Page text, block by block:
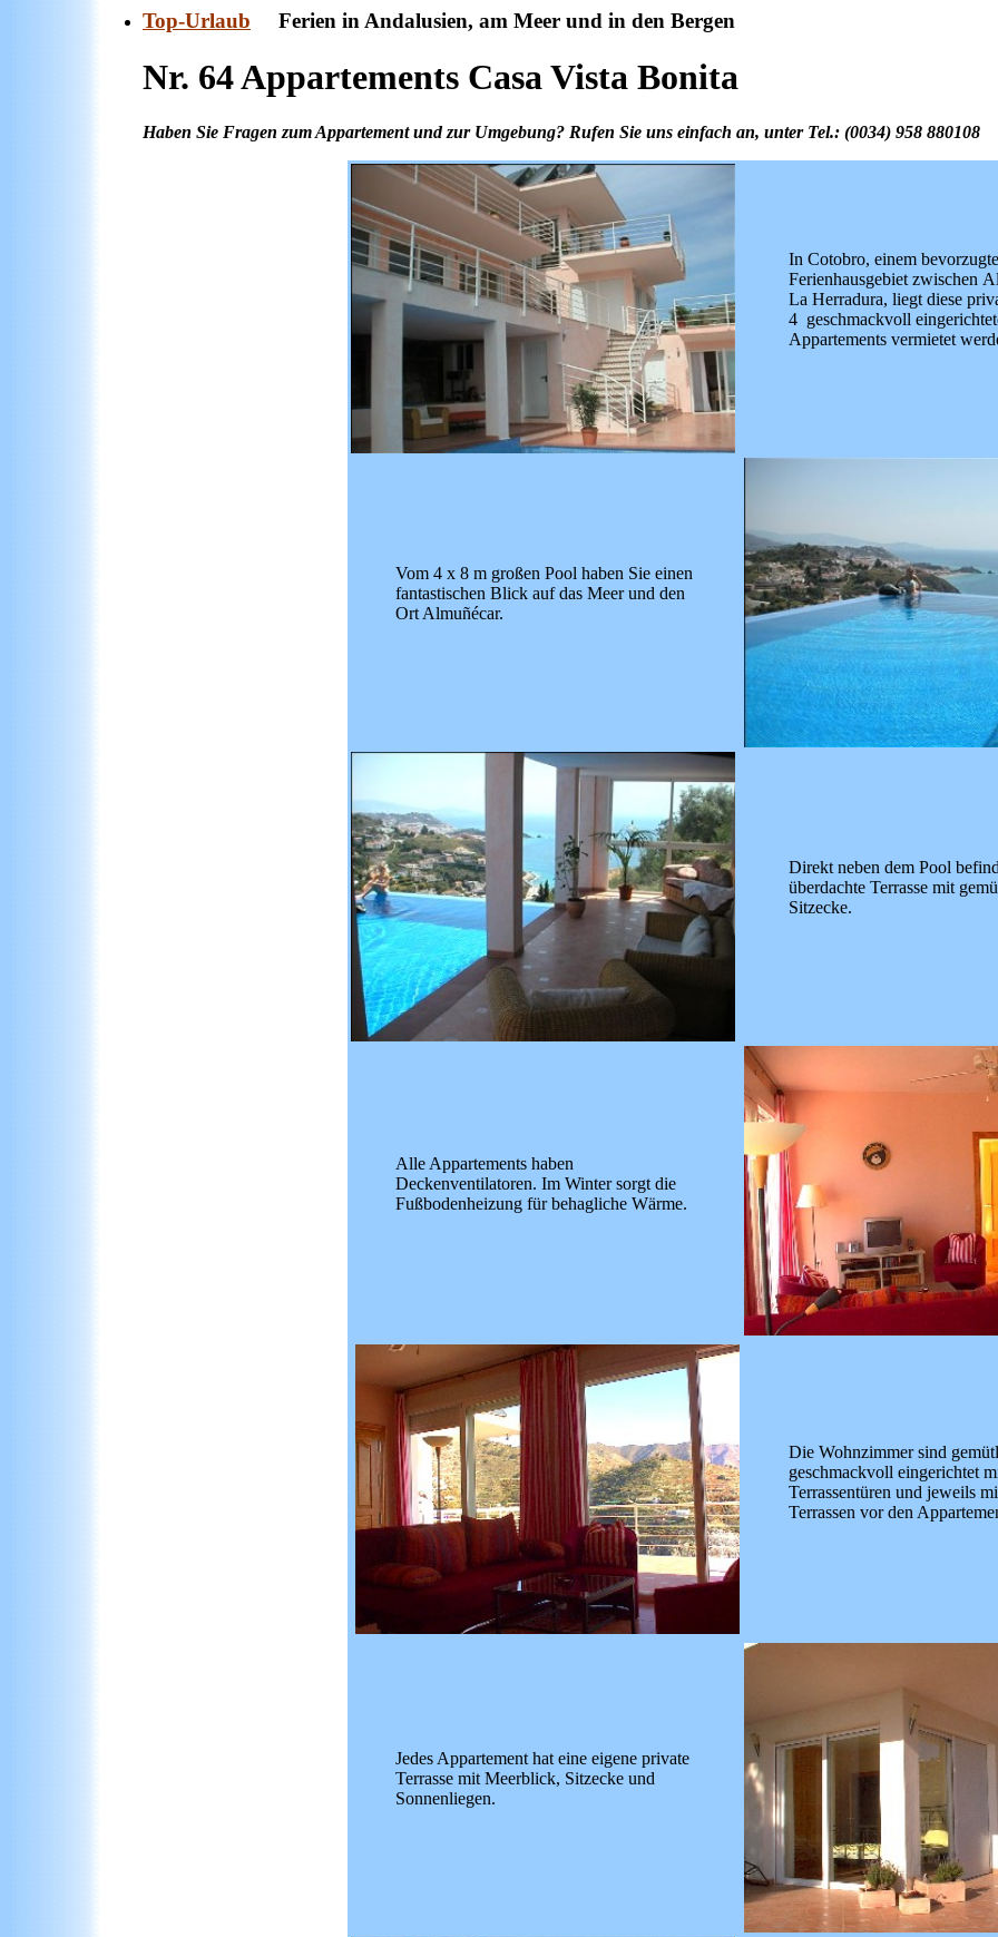
Top-Urlaub Ferien in Andalusien, am Meer und in den Bergen
Nr. 64 Appartements Casa Vista Bonita
Haben Sie Fragen zum Appartement und zur Umgebung? Rufen Sie uns einfach an, unter Tel.: (0034) 958 880108
In Cotobro, einem
Ferienhausgebiet zwischen
La Herradura, liegt diese
4 geschmackvoll
Appartements vermietet
Vom 4 x 8 m großen Pool haben Sie einen
fantastischen Blick auf das Meer und den
Ort Almuñécar.
Direkt neben dem Pool
überdachte Terrasse mit
Sitzecke.
Alle Appartements haben
Deckenventilatoren. Im Winter sorgt die
Fußbodenheizung für behagliche Wärme.
Die Wohnzimmer sind
geschmackvoll eingerichtet
Terrassentüren und jeweils
Terrassen vor den
Jedes Appartement hat eine eigene private
Terrasse mit Meerblick, Sitzecke und
Sonnenliegen.